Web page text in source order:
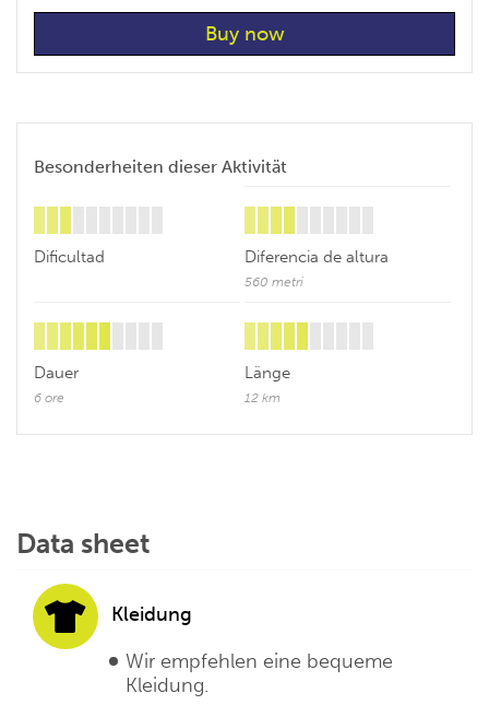
Besonderheiten dieser Aktivität
Dificultad Diferencia de altura
560 metri
Dauer
6 ore
Länge
12 km
Data sheet
Kleidung
Wir empfehlen eine bequeme
Kleidung.